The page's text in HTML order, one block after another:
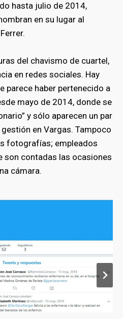
hasta julio de 2014,
en su lugar al
del chavismo de cuartel,
en redes sociales. Hay
parece haber pertenecido a
mayo de 2014, donde se
y sólo aparecen un par
en Vargas. Tampoco
fotografías; empleados
son contadas las ocasiones
cámara.